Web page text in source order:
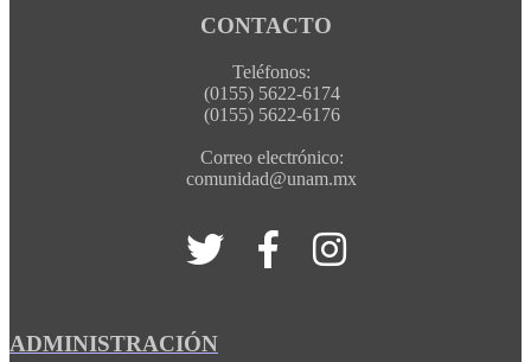
CONTACTO
Teléfonos:
(0155) 5622-6174
(0155) 5622-6176
Correo electrónico:
comunidad@unam.mx
ADMINISTRACIÓN